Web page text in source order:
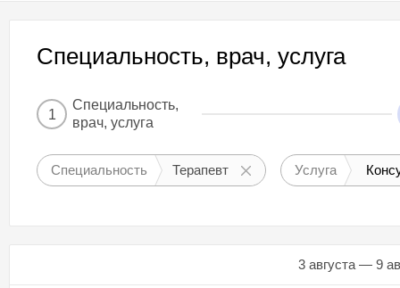
Специальность, врач, услуга
1
Специальность,
врач, услуга
Специальность Терапевт Услуга
3 августа — 9